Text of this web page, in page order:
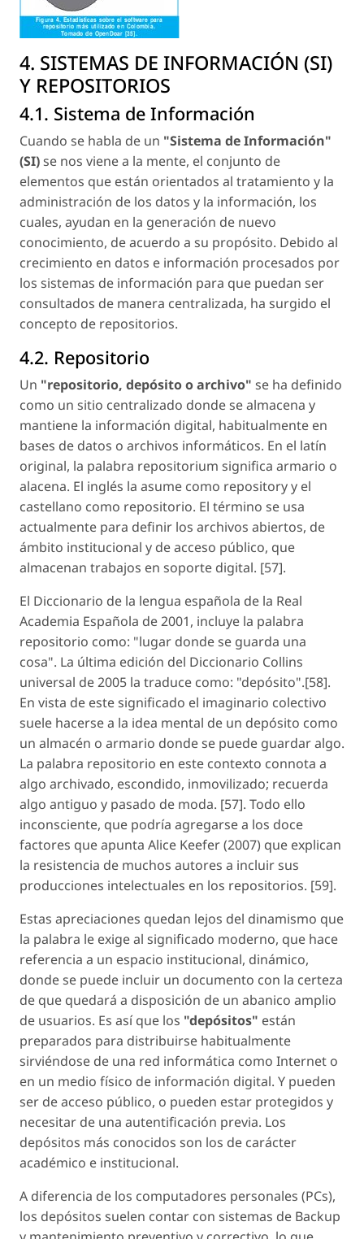
4. SISTEMAS DE INFORMACIÓN (SI)
Y REPOSITORIOS
4.1. Sistema de Información
Cuando se habla de un "Sistema de Información"
(SI)se nos viene a la mente, el conjunto de
elementos que están orientados al tratamiento y la
administración de los datos y la información, los
cuales, ayudan en la generación de nuevo
conocimiento, de acuerdo a su propósito. Debido al
crecimiento en datos e información procesados por
los sistemas de información para que puedan ser
consultados de manera centralizada, ha surgido el
concepto de repositorios.
4.2. Repositorio
Un "repositorio, depósito o archivo" se ha definido
como un sitio centralizado donde se almacena y
mantiene la información digital, habitualmente en
bases de datos o archivos informáticos. En el latín
original, la palabra repositorium significa armario o
alacena. El inglés la asume como repositoryy el
castellano como repositorio. El término se usa
actualmente para definir los archivos abiertos, de
ámbito institucional y de acceso público, que
almacenan trabajos en soporte digital. [57].
El Diccionario de la lengua española de la Real
Academia Española de 2001, incluye la palabra
repositorio como: "lugar donde se guarda una
cosa". La última edición del Diccionario Collins
universal de 2005 la traduce como: "depósito".[58].
En vista de este significado el imaginario colectivo
suele hacerse a la idea mental de un depósito como
un almacén o armario donde se puede guardar algo.
La palabra repositorio en este contexto connota a
algo archivado, escondido, inmovilizado; recuerda
algo antiguo y pasado de moda. [57]. Todo ello
inconsciente, que podría agregarse a los doce
factores que apunta Alice Keefer (2007) que explican
la resistencia de muchos autores a incluir sus
producciones intelectuales en los repositorios. [59].
Estas apreciaciones quedan lejos del dinamismo que
la palabra le exige al significado moderno, que hace
referencia a un espacio institucional, dinámico,
donde se puede incluir un documento con la certeza
de que quedará a disposición de un abanico amplio
de usuarios. Es así que los "depósitos" están
preparados para distribuirse habitualmente
sirviéndose de una red informática como Internet o
en un medio físico de información digital. Y pueden
ser de acceso público, o pueden estar protegidos y
necesitar de una autentificación previa. Los
depósitos más conocidos son los de carácter
académico e institucional.
A diferencia de los computadores personales (PCs),
los depósitos suelen contar con sistemas de Backup